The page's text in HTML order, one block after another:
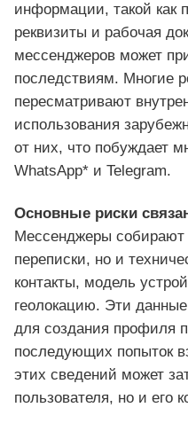
информации, такой как
реквизиты и рабочая
мессенджеров может
последствиям. Многие
пересматривают
использования
от них, что побуждает
WhatsApp* и Telegram.
Основные риски
Мессенджеры собирают
переписки, но и
контакты, модель
геолокацию. Эти
для создания профиля
последующих попыток
этих сведений может
пользователя, но и его